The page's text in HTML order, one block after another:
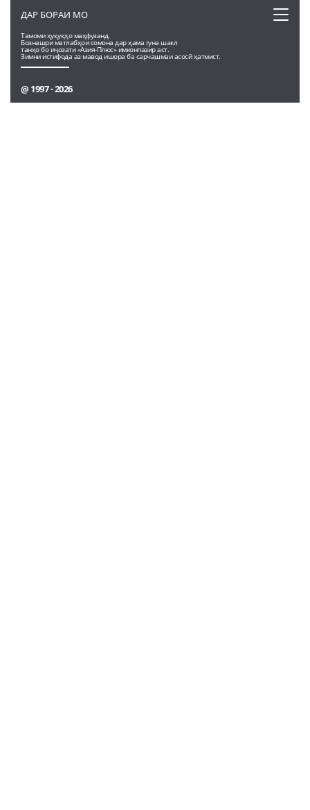
ДАР БОРАИ МО
Тамоми ҳуқуқҳо маҳфузанд.
Бознашри матлабҳои сомона дар ҳама гуна шакл
танҳо бо иҷозати «Азия-Плюс» имконпазир аст.
Зимни истифода аз мавод ишора ба сарчашмаи асосӣ ҳатмист.
@ 1997 - 2026